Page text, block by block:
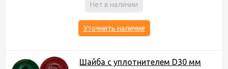
Нет в наличии
Уточнить наличие
Шайба с уплотнителем D30 мм